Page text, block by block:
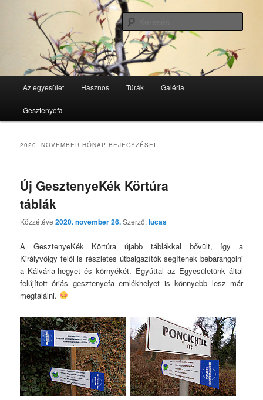
másodlagos
GesztenyeKék
GesztenyeKék Természetbarát Egyesület honlapja
Az egyesület Hasznos Túrák Galéria
Gesztenyefa
2020. NOVEMBER HÓNAP BEJEGYZÉSEI
Új GesztenyeKék Körtúra
táblák
Közzétéve2020. november 26.Szerző:lucas
A GesztenyeKék Körtúra újabb táblákkal bővült, így a
Királyvölgy felől is részletes útbaigazítók segítenek bebarangolni
a Kálvária-hegyet és környékét. Egyúttal az Egyesületünk által
felújított óriás gesztenyefa emlékhelyet is könnyebb lesz már
megtalálni.